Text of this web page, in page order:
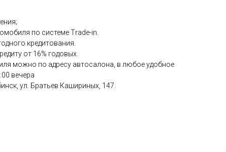
по системе Тrаdе-in.
кредитования.
от 16% годовых.
можно по адресу автосалона, в любое удобное
вечера
ул. Братьев Кашириных, 147.